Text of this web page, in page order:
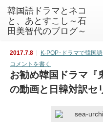
韓国語ドラマとネコ
と、あとすこし～石
田美智代のブログ～
2017.7.8 K-POP･ドラマで韓国語
コメントを書く
お勧め韓国ドラマ『
の動画と日韓対訳セ